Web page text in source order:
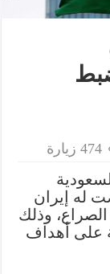
474 زيارة
له إيران
وذلك
على أهداف